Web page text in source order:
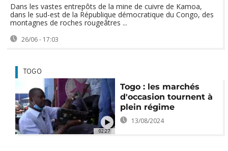
Dans les vastes entrepôts de la mine de cuivre de Kamoa,
dans le sud-est de la République démocratique du Congo, des
montagnes de roches rougeâtres ...
26/06 - 17:03
02:27
TOGO
Togo : les marchés
d'occasion tournent à
plein régime
13/08/2024